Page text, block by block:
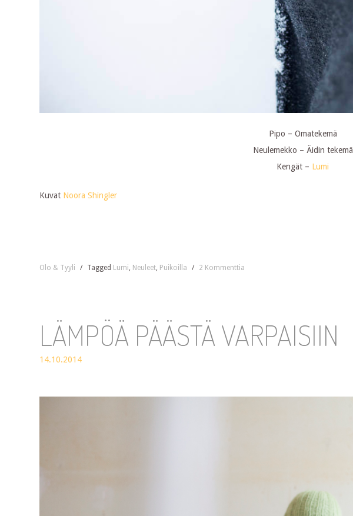
Pipo – Omatekemä
Neulemekko – Äidin tekemä
Kengät – Lumi
Kuvat Noora Shingler
Olo & Tyyli / Tagged Lumi, Neuleet, Puikoilla / 2 Kommenttia
LÄMPÖÄ PÄÄSTÄ VARPAISIIN
14.10.2014